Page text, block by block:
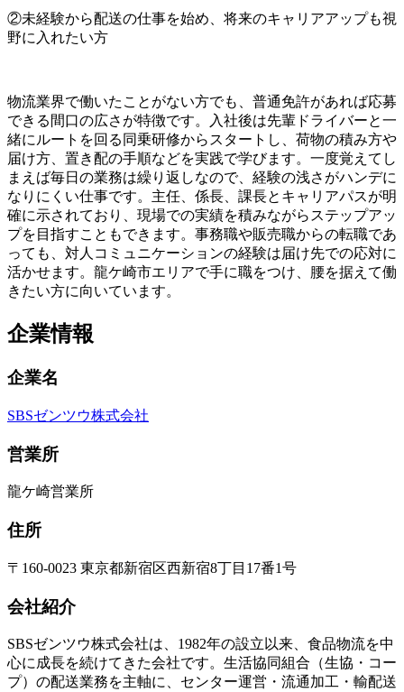
②未経験から配送の仕事を始め、将来のキャリアアップも視
野に入れたい方
物流業界で働いたことがない方でも、普通免許があれば応募
できる間口の広さが特徴です。入社後は先輩ドライバーと一
緒にルートを回る同乗研修からスタートし、荷物の積み方や
届け方、置き配の手順などを実践で学びます。一度覚えてし
まえば毎日の業務は繰り返しなので、経験の浅さがハンデに
なりにくい仕事です。主任、係長、課長とキャリアパスが明
確に示されており、現場での実績を積みながらステップアッ
プを目指すこともできます。事務職や販売職からの転職であ
っても、対人コミュニケーションの経験は届け先での応対に
活かせます。龍ケ崎市エリアで手に職をつけ、腰を据えて働
きたい方に向いています。
企業情報
企業名
SBSゼンツウ株式会社
営業所
龍ケ崎営業所
住所
〒160-0023 東京都新宿区西新宿8丁目17番1号
会社紹介
SBSゼンツウ株式会社は、1982年の設立以来、食品物流を中
心に成長を続けてきた会社です。生活協同組合（生協・コー
プ）の配送業務を主軸に、センター運営・流通加工・輸配送